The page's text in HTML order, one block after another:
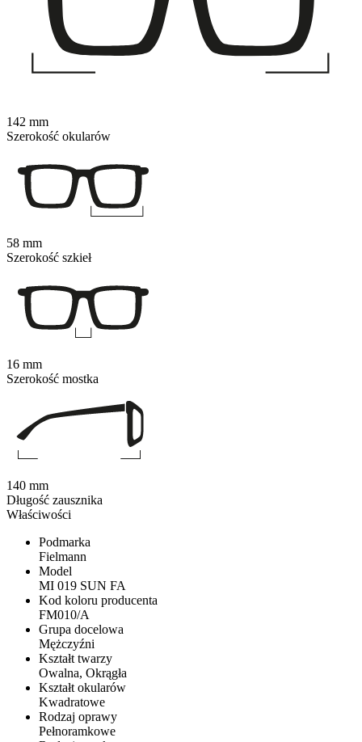
Właściwości
Podmarka
Fielmann
Model
MI 019 SUN FA
Kod koloru producenta
FM010/A
Grupa docelowa
Mężczyźni
Kształt twarzy
Owalna, Okrągła
Kształt okularów
Kwadratowe
Rodzaj oprawy
Pełnoramkowe
142 mm
Szerokość okularów
58 mm
Szerokość szkieł
16 mm
Szerokość mostka
140 mm
Długość zausznika